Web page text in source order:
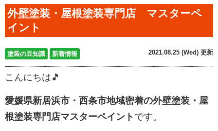
外壁塗装・屋根塗装専門店 マスターペ
イント
塗装の豆知識 新着情報 2021.08.25 (Wed) 更新
こんにちは🎵
愛媛県新居浜市・西条市地域密着の外壁塗装・屋
根塗装専門店マスターペイントです。